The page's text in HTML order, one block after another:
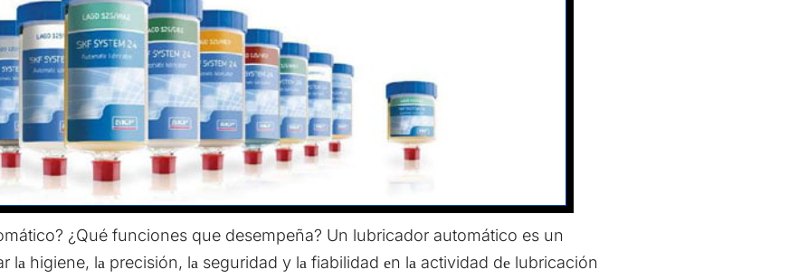
¿Qué funciones que desempeña? Un lubricador automático es un
lа higiene, lа precisión, lа seguridad y lа fiabilidad еn lа actividad dе lubricación